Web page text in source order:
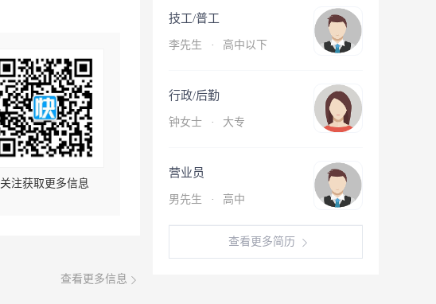
关注获取更多信息
查看更多信息
技工/普工
李先生 · 高中以下
行政/后勤
钟女士 · 大专
营业员
男先生 · 高中
查看更多简历